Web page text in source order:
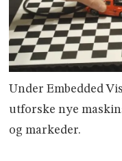
Under Embedded
utforske nye
og markeder.